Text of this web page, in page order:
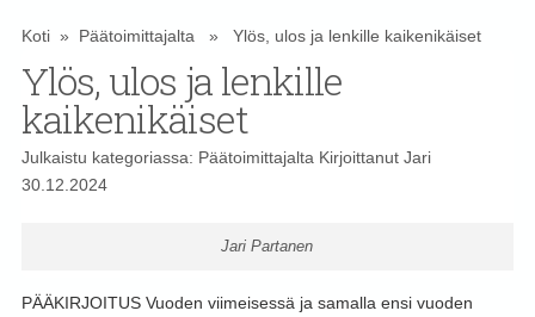
Koti» Päätoimittajalta» Ylös, ulos ja lenkille kaikenikäiset
Ylös, ulos ja lenkille
kaikenikäiset
Julkaistu kategoriassa: PäätoimittajaltaKirjoittanut Jari
30.12.2024
Jari Partanen
PÄÄKIRJOITUS Vuoden viimeisessä ja samalla ensi vuoden